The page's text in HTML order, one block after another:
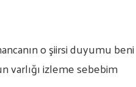
o şiirsi duyumu beni
varlığı izleme sebebim